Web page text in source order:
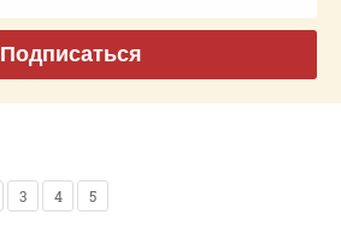
Подписаться
3 4 5